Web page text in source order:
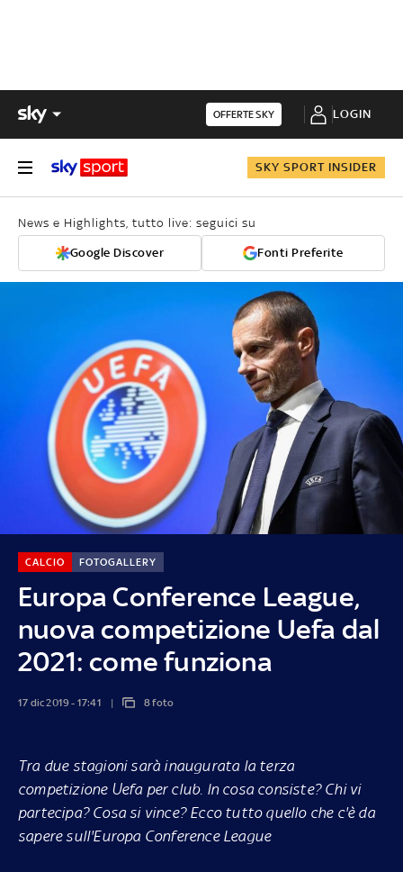
OFFERTE SKY LOGIN
SKY SPORT INSIDER
News e Highlights, tutto live: seguici su
Google Discover Fonti Preferite
Europa Conference League,
nuova competizione Uefa dal
2021: come funziona
CALCIO FOTOGALLERY
17 dic 2019 - 17:41 8 foto
Tra due stagioni sarà inaugurata la terza
competizione Uefa per club. In cosa consiste? Chi vi
partecipa? Cosa si vince? Ecco tutto quello che c'è da
sapere sull'Europa Conference League